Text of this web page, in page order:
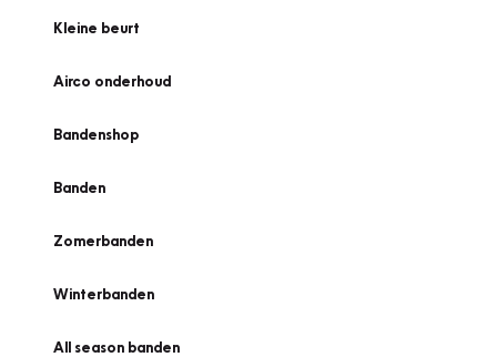
Kleine beurt
Airco onderhoud
Bandenshop
Banden
Zomerbanden
Winterbanden
All season banden